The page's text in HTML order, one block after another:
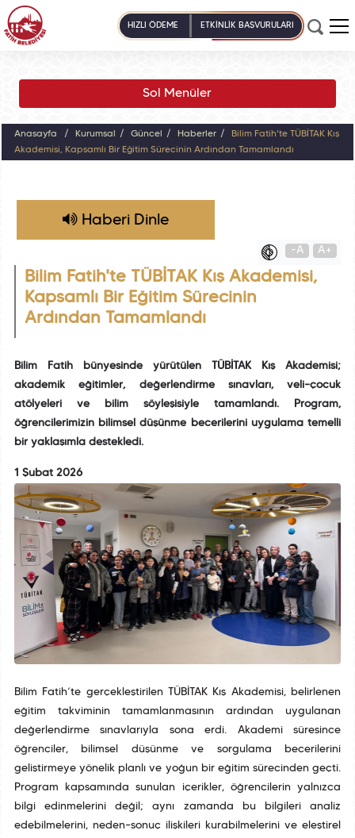
HIZLI ÖDEME ETKİNLİK BAŞVURULARI
Sol Menüler
Anasayfa Kurumsal Güncel Haberler
Bilim Fatih'te TÜBİTAK Kış
Akademisi, Kapsamlı Bir Eğitim Sürecinin Ardından Tamamlandı
Haberi Dinle
-A A+
Bilim Fatih'te TÜBİTAK Kış Akademisi,
Kapsamlı Bir Eğitim Sürecinin
Ardından Tamamlandı
Bilim Fatih bünyesinde yürütülen TÜBİTAK Kış Akademisi;
akademik eğitimler, değerlendirme sınavları, veli–çocuk
atölyeleri ve bilim söyleşisiyle tamamlandı. Program,
öğrencilerimizin bilimsel düşünme becerilerini uygulama temelli
bir yaklaşımla destekledi.
1 Şubat 2026
Bilim Fatih’te gerçekleştirilen TÜBİTAK Kış Akademisi, belirlenen
eğitim takviminin tamamlanmasının ardından uygulanan
değerlendirme sınavlarıyla sona erdi. Akademi süresince
öğrenciler, bilimsel düşünme ve sorgulama becerilerini
geliştirmeye yönelik planlı ve yoğun bir eğitim sürecinden geçti.
Program kapsamında sunulan içerikler, öğrencilerin yalnızca
bilgi edinmelerini değil; aynı zamanda bu bilgileri analiz
edebilmelerini, neden–sonuç ilişkileri kurabilmelerini ve eleştirel